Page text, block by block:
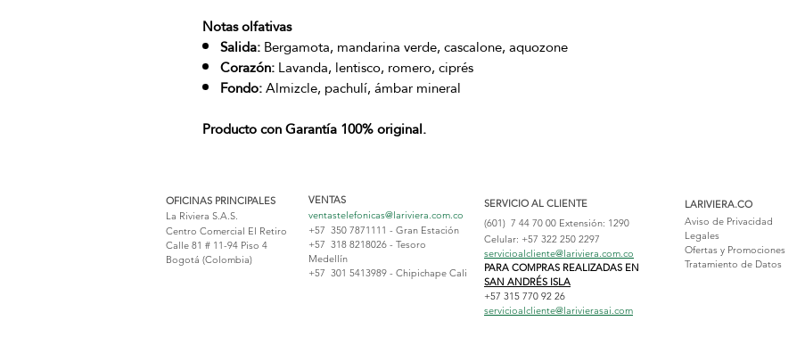
Notas olfativas
Salida:Bergamota, mandarina verde, cascalone, aquozone
Corazón:Lavanda, lentisco, romero, ciprés
Fondo:Almizcle, pachulí, ámbar mineral
Producto con Garantía 100% original.
OFICINAS PRINCIPALES
La Riviera S.A.S.
Centro Comercial El Retiro
Calle 81 # 11-94 Piso 4
Bogotá (Colombia)
VENTAS
ventastelefonicas@lariviera.com.co
+57 350 7871111 - Gran Estación
+57 318 8218026 - Tesoro
Medellín
+57 301 5413989 - Chipichape Cali
SERVICIO AL CLIENTE
(601) 7 44 70 00 Extensión: 1290
Celular: +57 322 250 2297
servicioalcliente@lariviera.com.co
PARA COMPRAS REALIZADAS EN
SAN ANDRÉS ISLA
+57 315 770 92 26
servicioalcliente@larivierasai.com
LARIVIERA.CO
Aviso de Privacidad
Legales
Ofertas y Promociones
Tratamiento de Datos